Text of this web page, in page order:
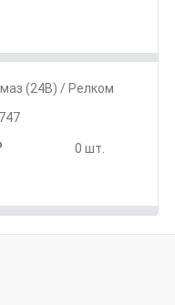
(24В) / Релком
0 шт.